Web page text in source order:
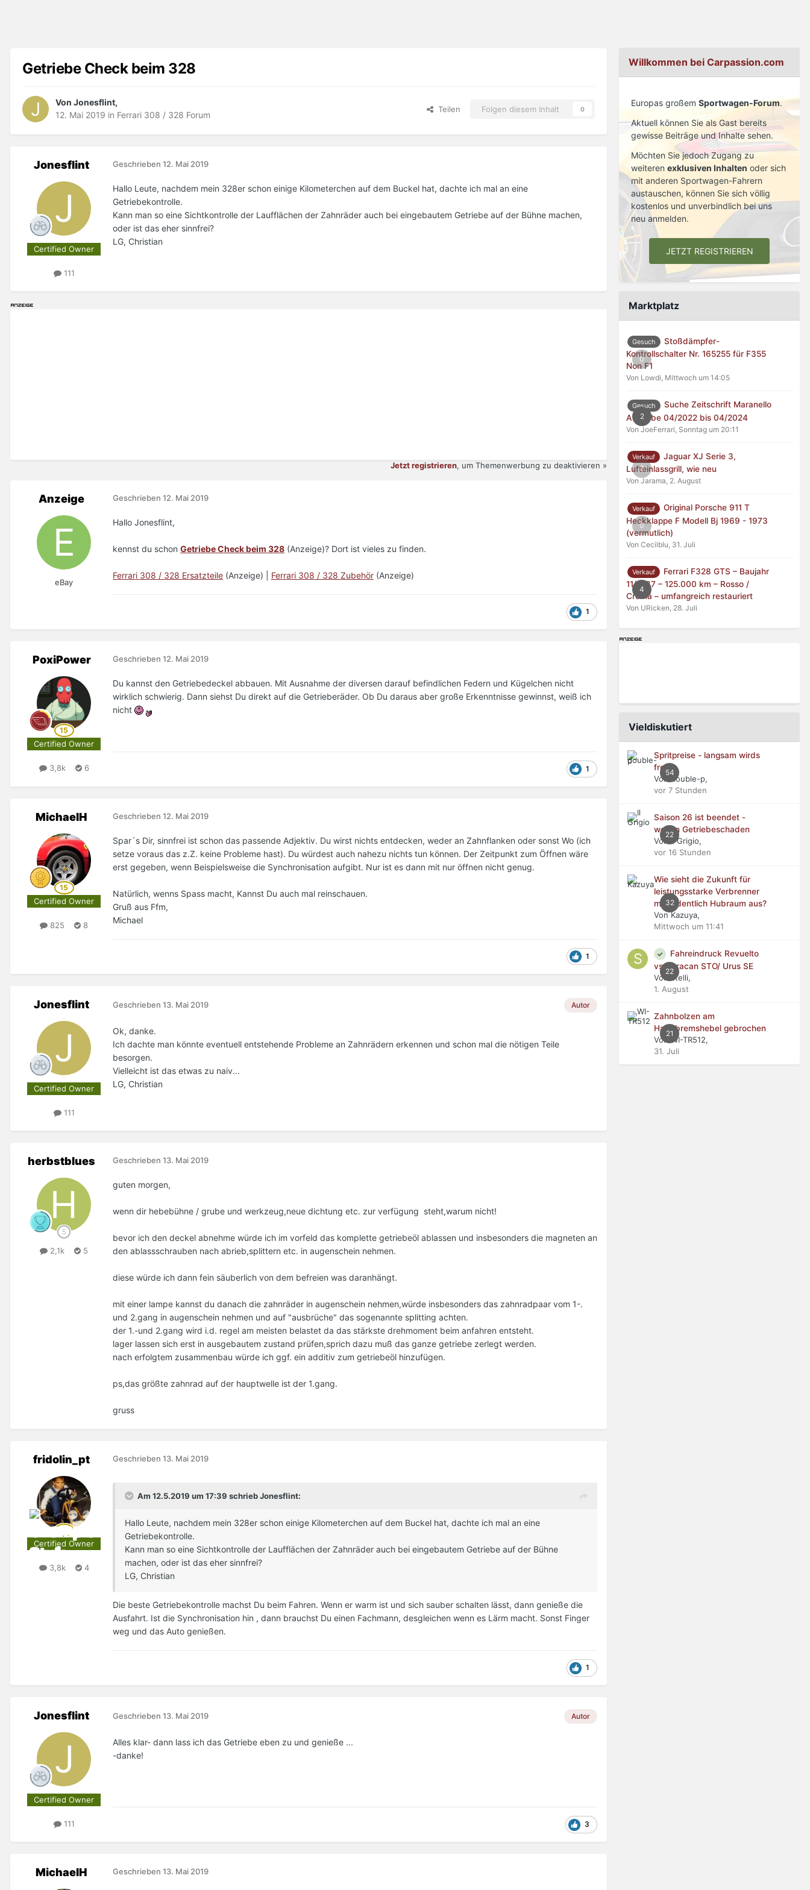
Getriebe Check beim 328
Von Jonesflint,
12. Mai 2019 in Ferrari 308 / 328 Forum
Teilen Folgen diesem Inhalt 0
Jonesflint
Certified Owner
111
Geschrieben 12. Mai 2019
Hallo Leute, nachdem mein 328er schon einige Kilometerchen auf dem Buckel hat, dachte ich mal an eine
Getriebekontrolle.
Kann man so eine Sichtkontrolle der Laufflächen der Zahnräder auch bei eingebautem Getriebe auf der Bühne machen,
oder ist das eher sinnfrei?
LG, Christian
Jetzt registrieren, um Themenwerbung zu deaktivieren »
Anzeige
eBay
Geschrieben 12. Mai 2019
Hallo Jonesflint,
kennst du schon Getriebe Check beim 328 (Anzeige)? Dort ist vieles zu finden.
Ferrari 308 / 328 Ersatzteile (Anzeige) | Ferrari 308 / 328 Zubehör (Anzeige)
1
PoxiPower
Certified Owner
3,8k 6
Geschrieben 12. Mai 2019
Du kannst den Getriebedeckel abbauen. Mit Ausnahme der diversen darauf befindlichen Federn und Kügelchen nicht
wirklich schwierig. Dann siehst Du direkt auf die Getrieberäder. Ob Du daraus aber große Erkenntnisse gewinnst, weiß ich
nicht
1
MichaelH
Certified Owner
825 8
Geschrieben 12. Mai 2019
Spar´s Dir, sinnfrei ist schon das passende Adjektiv. Du wirst nichts entdecken, weder an Zahnflanken oder sonst Wo (ich
setze voraus das z.Z. keine Probleme hast). Du würdest auch nahezu nichts tun können. Der Zeitpunkt zum Öffnen wäre
erst gegeben, wenn Beispielsweise die Synchronisation aufgibt. Nur ist es dann mit nur öffnen nicht genug.
Natürlich, wenns Spass macht, Kannst Du auch mal reinschauen.
Gruß aus Ffm,
Michael
1
Jonesflint
Certified Owner
111
Autor
Geschrieben 13. Mai 2019
Ok, danke.
Ich dachte man könnte eventuell entstehende Probleme an Zahnrädern erkennen und schon mal die nötigen Teile
besorgen.
Vielleicht ist das etwas zu naiv...
LG, Christian
herbstblues
2,1k 5
Geschrieben 13. Mai 2019
guten morgen,
wenn dir hebebühne / grube und werkzeug,neue dichtung etc. zur verfügung steht,warum nicht!
bevor ich den deckel abnehme würde ich im vorfeld das komplette getriebeöl ablassen und insbesonders die magneten an
den ablassschrauben nach abrieb,splittern etc. in augenschein nehmen.
diese würde ich dann fein säuberlich von dem befreien was daranhängt.
mit einer lampe kannst du danach die zahnräder in augenschein nehmen,würde insbesonders das zahnradpaar vom 1-.
und 2.gang in augenschein nehmen und auf "ausbrüche" das sogenannte splitting achten.
der 1.-und 2.gang wird i.d. regel am meisten belastet da das stärkste drehmoment beim anfahren entsteht.
lager lassen sich erst in ausgebautem zustand prüfen,sprich dazu muß das ganze getriebe zerlegt werden.
nach erfolgtem zusammenbau würde ich ggf. ein additiv zum getriebeöl hinzufügen.
ps,das größte zahnrad auf der hauptwelle ist der 1.gang.
gruss
fridolin_pt
Certified Owner
3,8k 4
Geschrieben 13. Mai 2019
Am 12.5.2019 um 17:39 schrieb Jonesflint:
Hallo Leute, nachdem mein 328er schon einige Kilometerchen auf dem Buckel hat, dachte ich mal an eine
Getriebekontrolle.
Kann man so eine Sichtkontrolle der Laufflächen der Zahnräder auch bei eingebautem Getriebe auf der Bühne
machen, oder ist das eher sinnfrei?
LG, Christian
Die beste Getriebekontrolle machst Du beim Fahren. Wenn er warm ist und sich sauber schalten lässt, dann genieße die
Ausfahrt. Ist die Synchronisation hin , dann brauchst Du einen Fachmann, desgleichen wenn es Lärm macht. Sonst Finger
weg und das Auto genießen.
1
Jonesflint
Certified Owner
111
Autor
Geschrieben 13. Mai 2019
Alles klar- dann lass ich das Getriebe eben zu und genieße ...
-danke!
3
MichaelH Geschrieben 13. Mai 2019
Willkommen bei Carpassion.com
Europas großem Sportwagen-Forum.
Aktuell können Sie als Gast bereits
gewisse Beiträge und Inhalte sehen.
Möchten Sie jedoch Zugang zu
weiteren exklusiven Inhalten oder sich
mit anderen Sportwagen-Fahrern
austauschen, können Sie sich völlig
kostenlos und unverbindlich bei uns
neu anmelden.
JETZT REGISTRIEREN
Marktplatz
0
Gesuch
Stoßdämpfer-
Kontrollschalter Nr. 165255 für F355
Non F1
Von Lowdi, Mittwoch um 14:05
2
Gesuch
Suche Zeitschrift Maranello
Ausgabe 04/2022 bis 04/2024
Von JoeFerrari, Sonntag um 20:11
0
Verkauf
Jaguar XJ Serie 3,
Lufteinlassgrill, wie neu
Von Jarama, 2. August
0
Verkauf
Original Porsche 911 T
Heckklappe F Modell Bj 1969 - 1973
(vermutlich)
Von Cecilblu, 31. Juli
4
Verkauf
Ferrari F328 GTS – Baujahr
11/1987 – 125.000 km – Rosso /
Crema – umfangreich restauriert
Von URicken, 28. Juli
Vieldiskutiert
54
Spritpreise - langsam wirds
frech
Von double-p,
vor 7 Stunden
22
Saison 26 ist beendet -
wegen Getriebeschaden
Von Il Grigio,
vor 16 Stunden
32
Wie sieht die Zukunft für
leistungsstarke Verbrenner
mit ordentlich Hubraum aus?
Von Kazuya,
Mittwoch um 11:41
22
Fahreindruck Revuelto
vs Huracan STO/ Urus SE
Von stelli,
1. August
21
Zahnbolzen am
Handbremshebel gebrochen
Von WI-TR512,
31. Juli